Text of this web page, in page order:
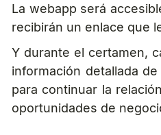
La webapp será
recibirán un enlace que
Y durante el certamen,
información detallada
para continuar la
oportunidades de